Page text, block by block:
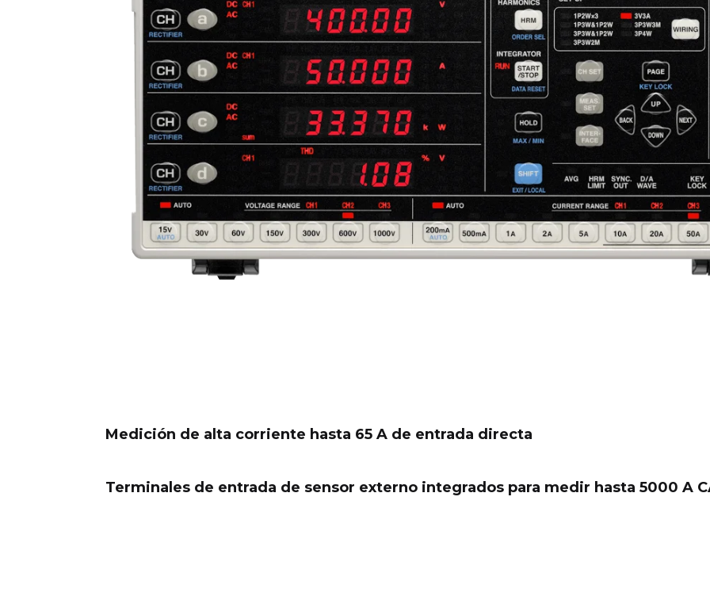
Medición de alta corriente hasta 65 A de entrada directa
Terminales de entrada de sensor externo integrados para medir hasta 5000 A